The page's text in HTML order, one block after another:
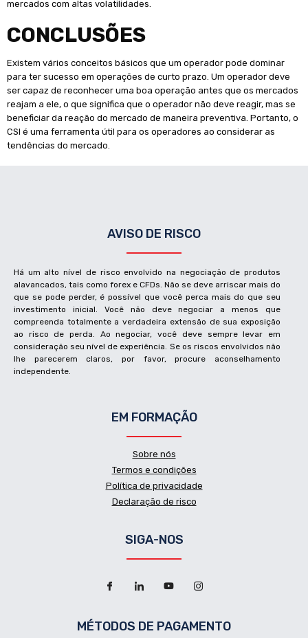
mercados com altas volatilidades.
CONCLUSÕES
Existem vários conceitos básicos que um operador pode dominar
para ter sucesso em operações de curto prazo. Um operador deve
ser capaz de reconhecer uma boa operação antes que os mercados
reajam a ele, o que significa que o operador não deve reagir, mas se
beneficiar da reação do mercado de maneira preventiva. Portanto, o
CSI é uma ferramenta útil para os operadores ao considerar as
tendências do mercado.
AVISO DE RISCO
Há um alto nível de risco envolvido na negociação de produtos
alavancados, tais como forex e CFDs. Não se deve arriscar mais do
que se pode perder, é possível que você perca mais do que seu
investimento inicial. Você não deve negociar a menos que
compreenda totalmente a verdadeira extensão de sua exposição
ao risco de perda. Ao negociar, você deve sempre levar em
consideração seu nível de experiência. Se os riscos envolvidos não
lhe parecerem claros, por favor, procure aconselhamento
independente.
EM FORMAÇÃO
Sobre nós
Termos e condições
Política de privacidade
Declaração de risco
SIGA-NOS
MÉTODOS DE PAGAMENTO